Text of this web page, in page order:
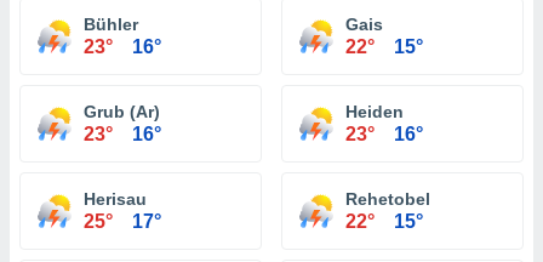
Bühler
23° 16°
Gais
22° 15°
Grub (Ar)
23° 16°
Heiden
23° 16°
Herisau
25° 17°
Rehetobel
22° 15°